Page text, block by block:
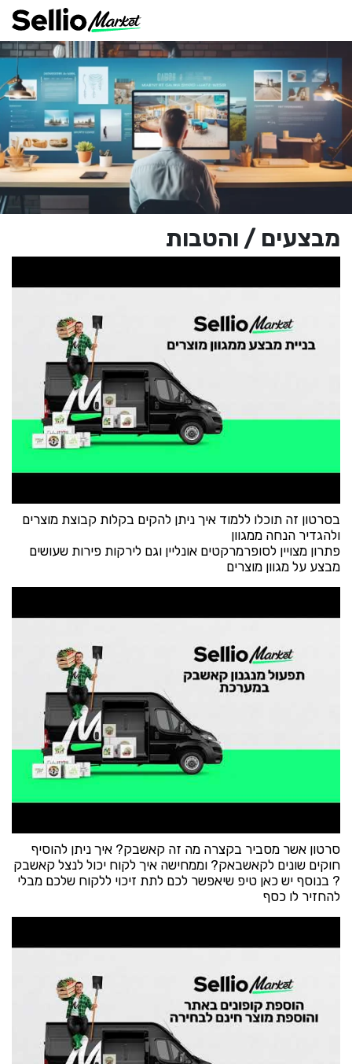
מבצעים / והטבות
בסרטון זה תוכלו ללמוד איך ניתן להקים בקלות קבוצת מוצרים
ולהגדיר הנחה ממגוון
פתרון מצויין לסופרמרקטים אונליין וגם לירקות פירות שעושים
מבצע על מגוון מוצרים
סרטון אשר מסביר בקצרה מה זה קאשבק? איך ניתן להוסיף
חוקים שונים לקאשבאק? וממחישה איך לקוח יכול לנצל קאשבק
? בנוסף יש כאן טיפ שיאפשר לכם לתת זיכוי ללקוח שלכם מבלי
להחזיר לו כסף